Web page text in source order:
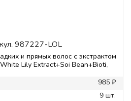
987227-LOL
и прямых волос с экстрактом
Lily Extract+Soi Bean+Bioti,
985 ₽
9 шт.